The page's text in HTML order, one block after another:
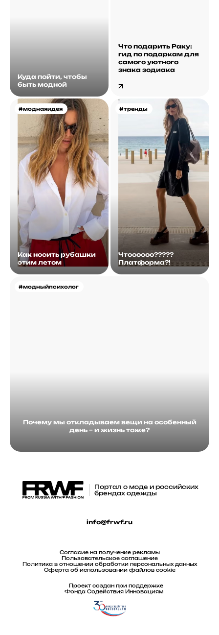
Куда пойти, чтобы
быть модной
Что подарить Раку:
гид по подаркам для
самого уютного
знака зодиака
#моднаяидея
Как носить рубашки
этим летом
#тренды
Чтоооооо?????
Платформа?!
#модныйпсихолог
Почему мы откладываем вещи на особенный
день – и жизнь тоже?
Портал о моде и российских
брендах одежды
info@frwf.ru
Согласие на получение рекламы
Пользовательское соглашение
Политика в отношении обработки персональных данных
Оферта об использовании файлов cookie
Проект создан при поддержке
Фонда Содействия Инновациям